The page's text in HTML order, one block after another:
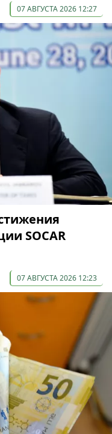
07 АВГУСТА 2026 12:27
SOCAR
07 АВГУСТА 2026 12:23